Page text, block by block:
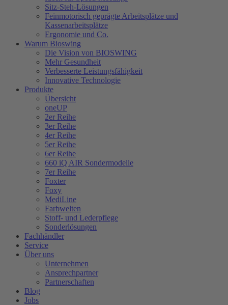
Sitz-Steh-Lösungen
Feinmotorisch geprägte Arbeitsplätze und
Kassenarbeitsplätze
Ergonomie und Co.
Warum Bioswing
Die Vision von BIOSWING
Mehr Gesundheit
Verbesserte Leistungsfähigkeit
Innovative Technologie
Produkte
Übersicht
oneUP
2er Reihe
3er Reihe
4er Reihe
5er Reihe
6er Reihe
660 iQ AIR Sondermodelle
7er Reihe
Foxter
Foxy
MediLine
Farbwelten
Stoff- und Lederpflege
Sonderlösungen
Fachhändler
Service
Über uns
Unternehmen
Ansprechpartner
Partnerschaften
Blog
Jobs